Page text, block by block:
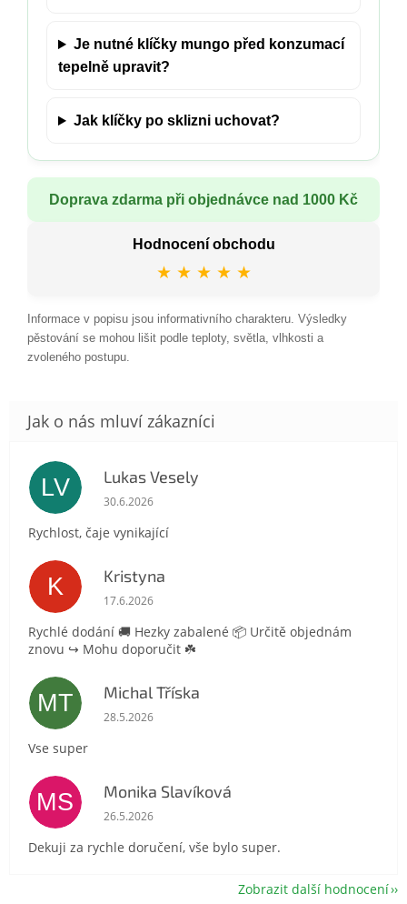
Je nutné klíčky mungo před konzumací
tepelně upravit?
Jak klíčky po sklizni uchovat?
Doprava zdarma při objednávce nad 1000 Kč
Hodnocení obchodu
★ ★ ★ ★ ★
Informace v popisu jsou informativního charakteru. Výsledky
pěstování se mohou lišit podle teploty, světla, vlhkosti a
zvoleného postupu.
LV Lukas Vesely
Hodnocení obchodu je 5 z 5 hvězdiček.
30.6.2026
Rychlost, čaje vynikající
K Kristyna
Hodnocení obchodu je 5 z 5 hvězdiček.
17.6.2026
Rychlé dodání 🚚 Hezky zabalené 📦 Určitě objednám
znovu ↪️ Mohu doporučit ☘️
MT Michal Tříska
Hodnocení obchodu je 5 z 5 hvězdiček.
28.5.2026
Vse super
MS Monika Slavíková
Hodnocení obchodu je 5 z 5 hvězdiček.
26.5.2026
Dekuji za rychle doručení, vše bylo super.
Zobrazit další hodnocení